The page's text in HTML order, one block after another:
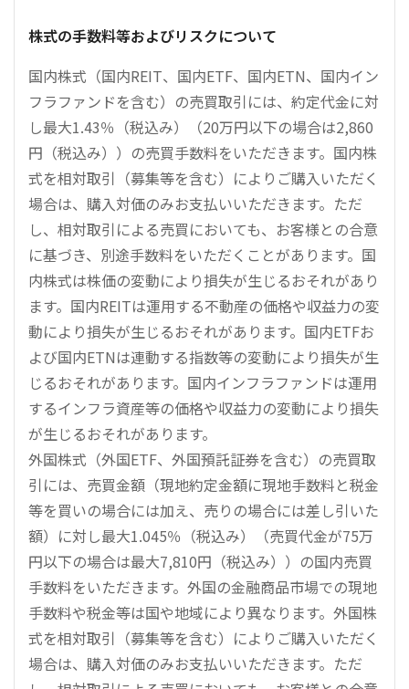
株式の手数料等およびリスクについて
国内株式（国内REIT、国内ETF、国内ETN、国内イン
フラファンドを含む）の売買取引には、約定代金に対
し最大1.43％（税込み）（20万円以下の場合は2,860
円（税込み））の売買手数料をいただきます。国内株
式を相対取引（募集等を含む）によりご購入いただく
場合は、購入対価のみお支払いいただきます。ただ
し、相対取引による売買においても、お客様との合意
に基づき、別途手数料をいただくことがあります。国
内株式は株価の変動により損失が生じるおそれがあり
ます。国内REITは運用する不動産の価格や収益力の変
動により損失が生じるおそれがあります。国内ETFお
よび国内ETNは連動する指数等の変動により損失が生
じるおそれがあります。国内インフラファンドは運用
するインフラ資産等の価格や収益力の変動により損失
が生じるおそれがあります。
外国株式（外国ETF、外国預託証券を含む）の売買取
引には、売買金額（現地約定金額に現地手数料と税金
等を買いの場合には加え、売りの場合には差し引いた
額）に対し最大1.045％（税込み）（売買代金が75万
円以下の場合は最大7,810円（税込み））の国内売買
手数料をいただきます。外国の金融商品市場での現地
手数料や税金等は国や地域により異なります。外国株
式を相対取引（募集等を含む）によりご購入いただく
場合は、購入対価のみお支払いいただきます。ただ